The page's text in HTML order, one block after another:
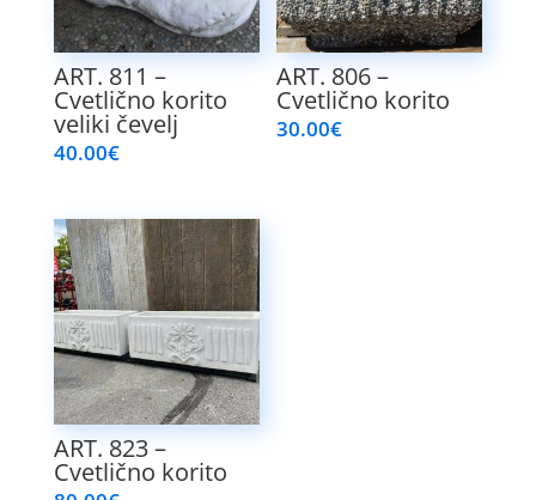
ART. 811 –
Cvetlično korito
veliki čevelj
40.00€
ART. 806 –
Cvetlično korito
30.00€
ART. 823 –
Cvetlično korito